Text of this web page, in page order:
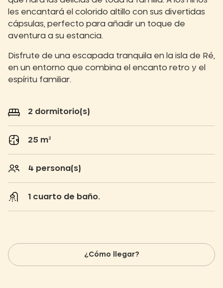
les encantará el colorido altillo con sus divertidas
cápsulas, perfecto para añadir un toque de
aventura a su estancia.
Disfrute de una escapada tranquila en la isla de Ré,
en un entorno que combina el encanto retro y el
espíritu familiar.
2 dormitorio(s)
25 m²
4 persona(s)
1 cuarto de baño.
¿Cómo llegar?